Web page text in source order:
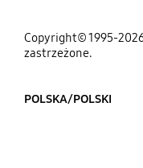
Copyright© 1995-
zastrzeżone.
POLSKA/POLSKI